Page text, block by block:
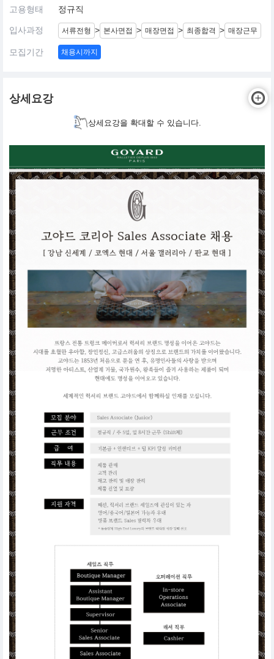
고용형태 정규직
입사과정 서류전형 > 본사면접 > 매장면접 > 최종합격 > 매장근무
모집기간 채용시까지
상세요강
상세요강을 확대할 수 있습니다.